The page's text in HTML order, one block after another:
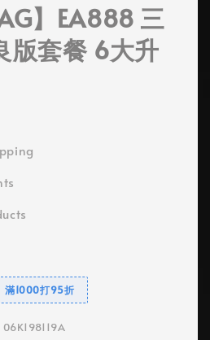
】EA888 三
版套餐 6大升
滿1000打95折